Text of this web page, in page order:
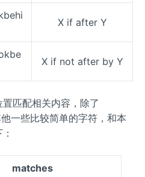
X if after Y
X if not after by Y
匹配相关内容，除了
一些比较简单的字符，和本
matches